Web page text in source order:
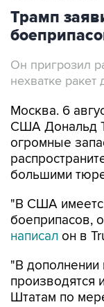
Трамп
Он пригрозил
нехватке
Москва. 6
США Дональд
огромные
большими
"В США
боеприпасов,
написал он в
"В
производятся
Штатам по